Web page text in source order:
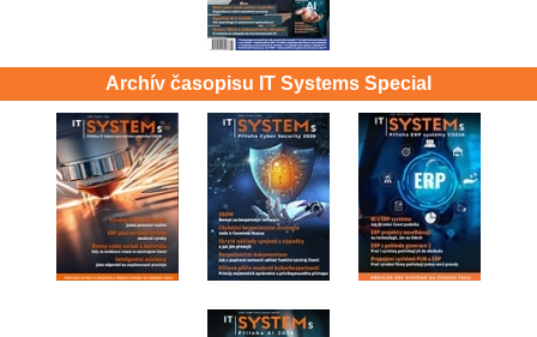
Archív časopisu IT Systems Special